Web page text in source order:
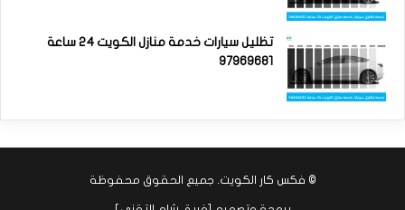
تظليل سيارات خدمة منازل الكويت 24 ساعة
97969681
© فكس كار الكويت. جميع الحقوق محفوظة